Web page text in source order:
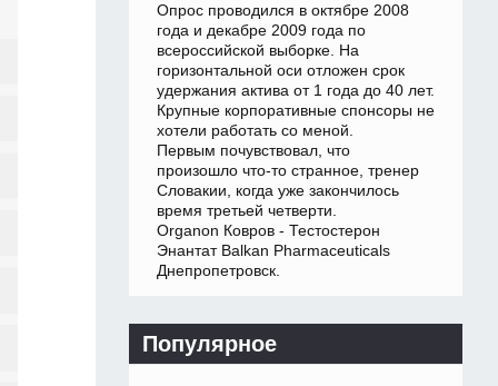
Опрос проводился в октябре 2008
года и декабре 2009 года по
всероссийской выборке. На
горизонтальной оси отложен срок
удержания актива от 1 года до 40 лет.
Крупные корпоративные спонсоры не
хотели работать со меной.
Первым почувствовал, что
произошло что-то странное, тренер
Словакии, когда уже закончилось
время третьей четверти.
Organon Ковров - Тестостерон
Энантат Balkan Pharmaceuticals
Днепропетровск.
Популярное